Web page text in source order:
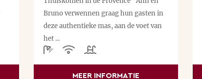
Bruno verwennen graag hun gasten in
deze authentieke mas, aan de voet van
het ...
MEER INFORMATIE